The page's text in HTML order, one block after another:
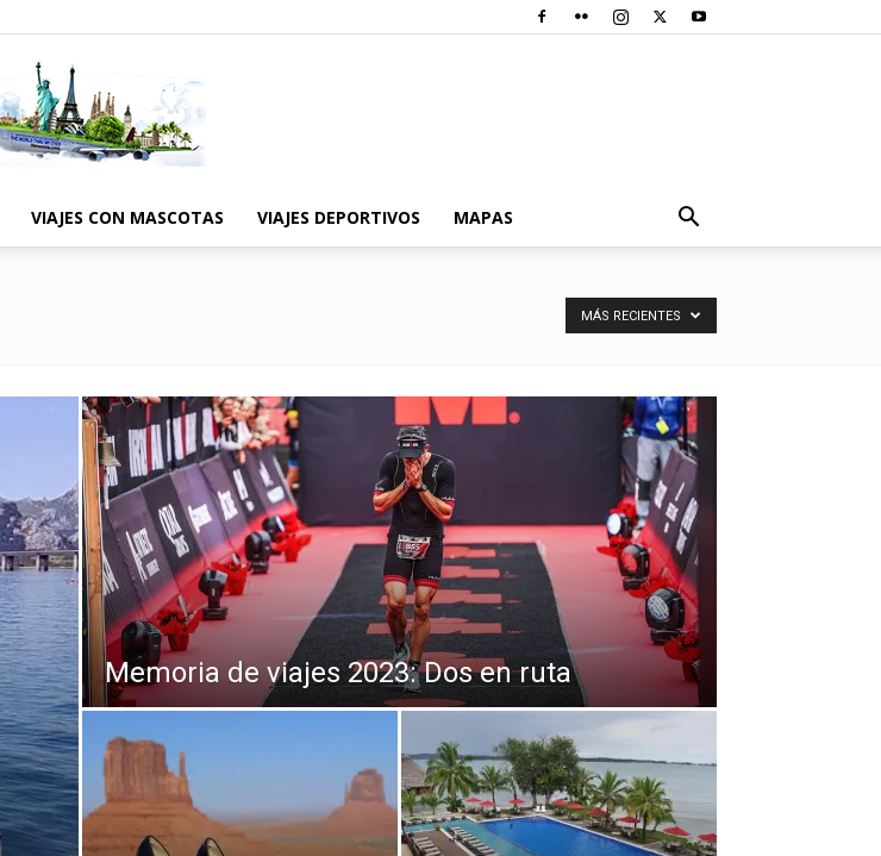
The
World
Thru
My
VIAJES CON MASCOTAS VIAJES DEPORTIVOS MAPAS
MÁS RECIENTES
Memoria de viajes 2023: Dos en ruta